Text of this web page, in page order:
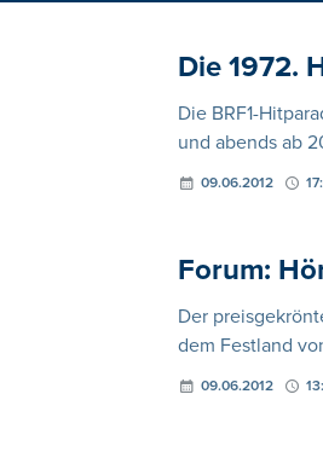
Die 1972.
Die BRF1-
und abends ab
09.06.2012
Forum:
Der
dem Festland
09.06.2012